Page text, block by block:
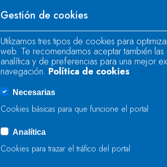
LA
63,5%
26 DE
LA
63,1%
Gestión de cookies
Utilizamos tres tipos de cookies para
web. Te recomendamos aceptar también
analítica y de preferencias para una mejor
navegación. Política de cookies
Necesarias
Cookies básicas para que funcione el portal
Analítica
Cookies para trazar el tráfico del portal